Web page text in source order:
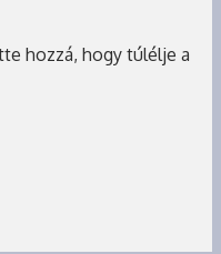
hozzá, hogy túlélje a